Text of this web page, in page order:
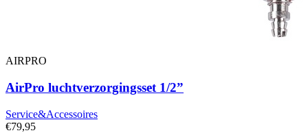
AIRPRO
AirPro luchtverzorgingsset 1/2”
Service&Accessoires
€79,95